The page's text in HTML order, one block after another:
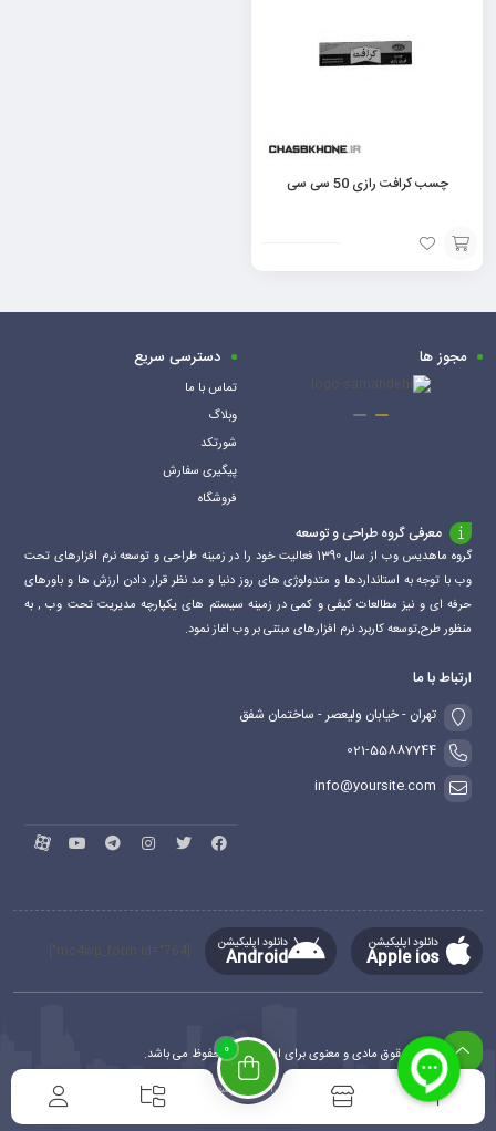
چسب کرافت رازی 50 سی سی
افزودن
به
0
مجوز ها دسترسی سریع
تماس با ما
وبلاگ
شورتکد
پیگیری سفارش
فروشگاه
معرفی گروه طراحی و توسعه
گروه ماهدیس وب از سال 1390 فعالیت خود را در زمینه طراحی و توسعه نرم افزارهای تحت
وب با توجه به استانداردها و متدولوژی های روز دنیا و مد نظر قرار دادن ارزش ها و باورهای
حرفه ای و نیز مطالعات کیفی و کمی در زمینه سیستم های یکپارچه مدیریت تحت وب , به
منظور طرح,توسعه کاربرد نرم افزارهای مبتنی بر وب اغاز نمود.
ارتباط با ما
تهران - خیابان ولیعصر - ساختمان شفق
021-55887744
info@yoursite.com
دانلود اپلیکیشن
Apple ios
دانلود اپلیکیشن
Android
کلیه حقوق مادی و معنوی برای این سایت محفوظ می باشد.
طراحی و توسعه
ماهدیس وب